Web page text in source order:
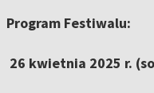
Program Festiwalu:
26 kwietnia 2025 r.